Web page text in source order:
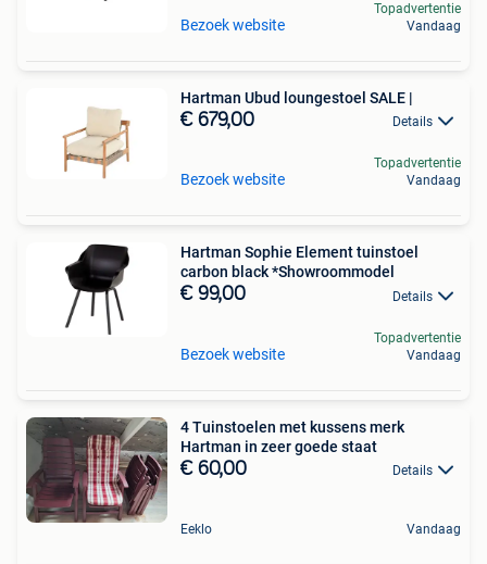
Bezoek website
Topadvertentie
Vandaag
Hartman Ubud loungestoel SALE |
€ 679,00 Details
Bezoek website
Topadvertentie
Vandaag
Hartman Sophie Element tuinstoel
carbon black *Showroommodel
€ 99,00 Details
Bezoek website
Topadvertentie
Vandaag
4 Tuinstoelen met kussens merk
Hartman in zeer goede staat
€ 60,00 Details
Eeklo Vandaag